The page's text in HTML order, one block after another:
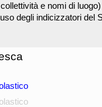
e nomi di
degli indicizzatori del